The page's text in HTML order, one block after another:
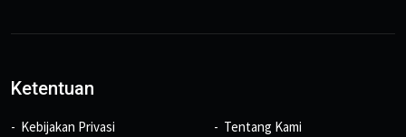
Ketentuan
Kebijakan Privasi
Tentang Kami